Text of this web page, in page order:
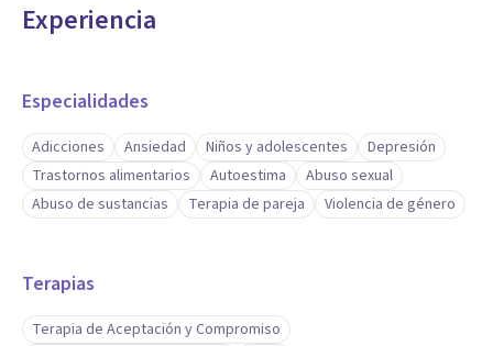
Experiencia
Especialidades
Adicciones Ansiedad Niños y adolescentes
Depresión
Trastornos alimentarios
Autoestima
Abuso sexual
Abuso de sustancias
Terapia de pareja Violencia de género
Terapias
Terapia de Aceptación y Compromiso